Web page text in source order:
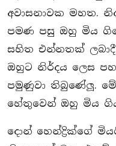
අවාසනාවක මහත.
පමණ පසු ඔහු මිය
සහිත එන්නතක්
ඔහුට නිර්දය ලෙස
පමුණුවා තිබුණේලූ.
හේතුවෙන් ඔහු මිය
දොන් හෙන්ද්‍රික්ගේ